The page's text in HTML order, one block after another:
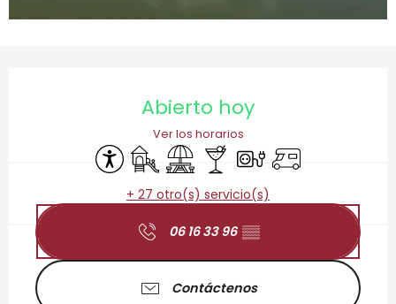
Abierto hoy
Ver los horarios
Accesibilidad
Juegos infantiles / Zona de juegos
Zona de picnic
Bar / Refrigerio
Conexiones eléctricas
Autocaravana
+ 27 otro(s) servicio(s)
06 16 33 96 ▒▒
Contáctenos